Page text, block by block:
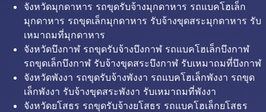
จังหวัดมุกดาหาร รถขุดรับจ้างมุกดาหาร รถแบคโฮเล็ก
มุกดาหาร รถขุดเล็กมุกดาหาร รับจ้างขุดสระมุกดาหาร รับ
เหมาถมที่มุกดาหาร
จังหวัดบึงกาฬ รถขุดรับจ้างบึงกาฬ รถแบคโฮเล็กบึงกาฬ
รถขุดเล็กบึงกาฬ รับจ้างขุดสระบึงกาฬ รับเหมาถมที่บึงกาฬ
จังหวัดพังงา รถขุดรับจ้างพังงา รถแบคโฮเล็กพังงา รถขุด
เล็กพังงา รับจ้างขุดสระพังงา รับเหมาถมที่พังงา
จังหวัดยโสธร รถขุดรับจ้างยโสธร รถแบคโฮเล็กยโสธร